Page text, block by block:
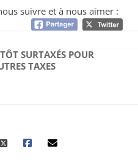
suivre et à nous aimer :
SURTAXÉS POUR
TAXES